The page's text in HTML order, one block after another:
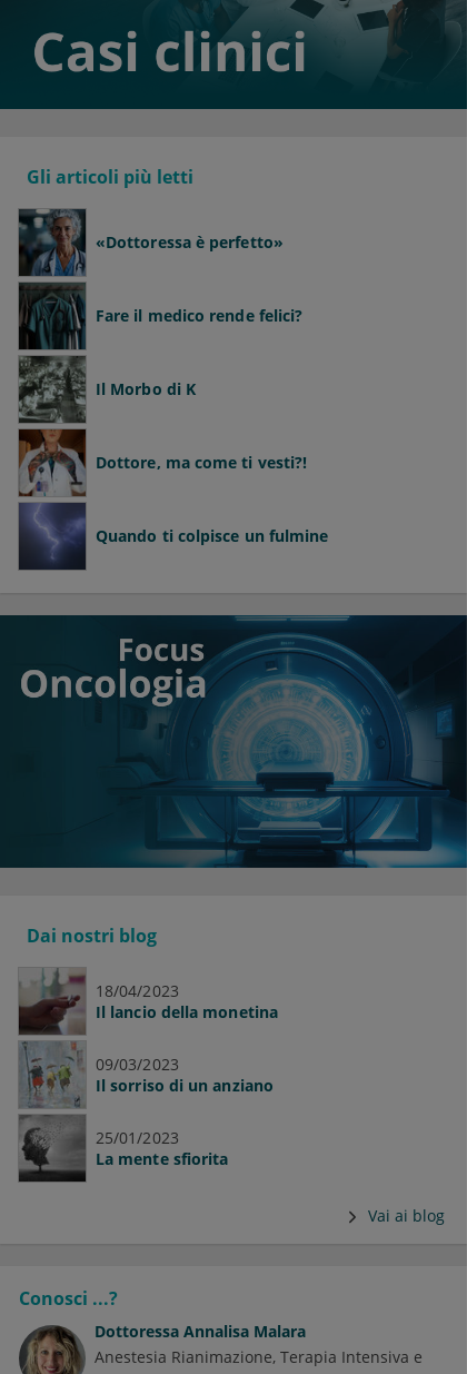
Gli articoli più letti
«Dottoressa è perfetto»
Fare il medico rende felici?
Il Morbo di K
Dottore, ma come ti vesti?!
Quando ti colpisce un fulmine
Dai nostri blog
18/04/2023
Il lancio della monetina
09/03/2023
Il sorriso di un anziano
25/01/2023
La mente sfiorita
Vai ai blog
Conosci ...?
Dottoressa Annalisa Malara
Anestesia Rianimazione, Terapia Intensiva e